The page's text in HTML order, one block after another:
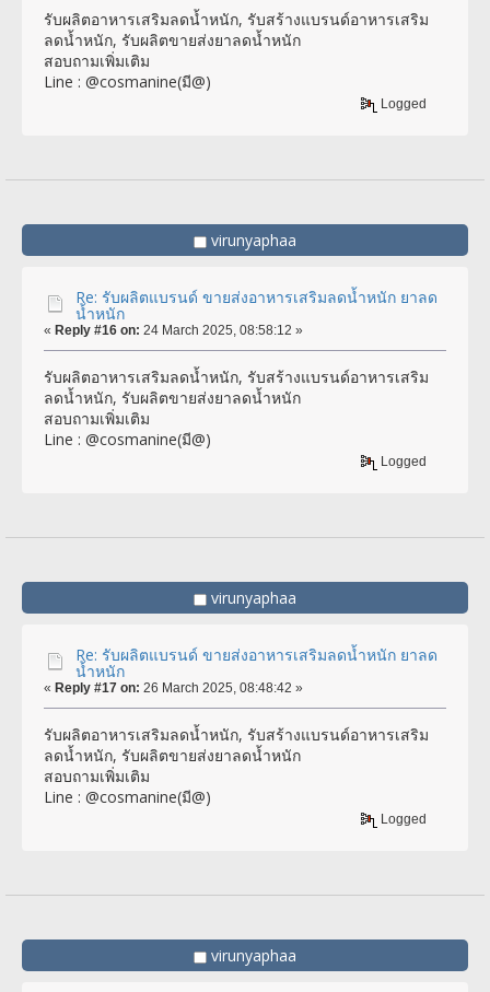
รับผลิตอาหารเสริมลดน้ำหนัก, รับสร้างแบรนด์อาหารเสริม
ลดน้ำหนัก, รับผลิตขายส่งยาลดน้ำหนัก
สอบถามเพิ่มเติม
Line : @cosmanine(มี@)
Logged
virunyaphaa
Re: รับผลิตแบรนด์ ขายส่งอาหารเสริมลดน้ำหนัก ยาลด
น้ำหนัก
« Reply #16 on: 24 March 2025, 08:58:12 »
รับผลิตอาหารเสริมลดน้ำหนัก, รับสร้างแบรนด์อาหารเสริม
ลดน้ำหนัก, รับผลิตขายส่งยาลดน้ำหนัก
สอบถามเพิ่มเติม
Line : @cosmanine(มี@)
Logged
virunyaphaa
Re: รับผลิตแบรนด์ ขายส่งอาหารเสริมลดน้ำหนัก ยาลด
น้ำหนัก
« Reply #17 on: 26 March 2025, 08:48:42 »
รับผลิตอาหารเสริมลดน้ำหนัก, รับสร้างแบรนด์อาหารเสริม
ลดน้ำหนัก, รับผลิตขายส่งยาลดน้ำหนัก
สอบถามเพิ่มเติม
Line : @cosmanine(มี@)
Logged
virunyaphaa